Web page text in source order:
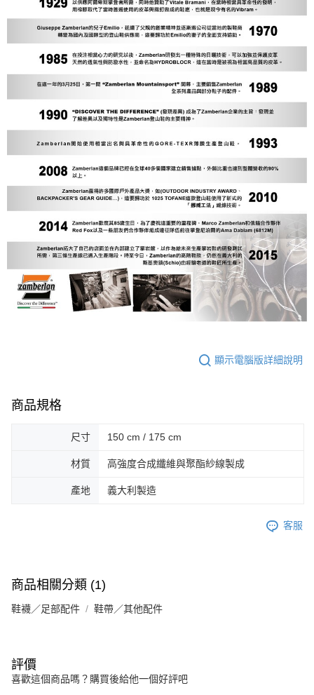
顯示電腦版詳細說明
商品規格
尺寸 150 cm / 175 cm
材質 高強度合成纖維與聚酯紗線製成
產地 義大利製造
客服
商品相關分類 (1)
鞋襪／足部配件 鞋帶／其他配件
評價
喜歡這個商品嗎？購買後給他一個好評吧